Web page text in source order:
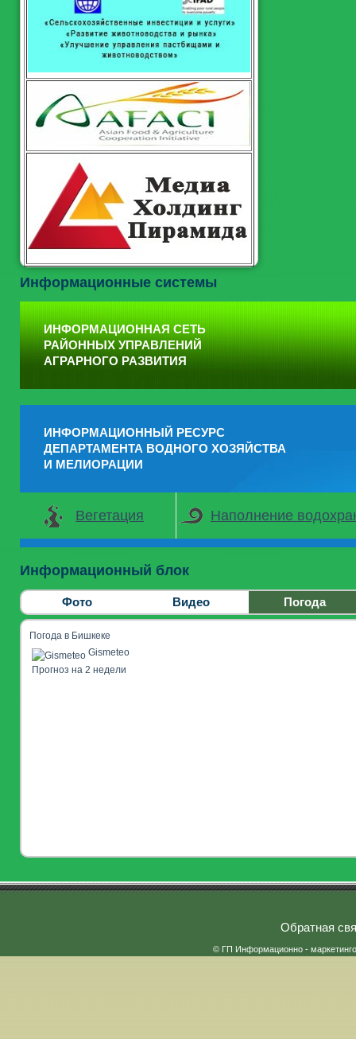
Информационные системы
ИНФОРМАЦИОННАЯ СЕТЬ
РАЙОННЫХ УПРАВЛЕНИЙ
АГРАРНОГО РАЗВИТИЯ
ИНФОРМАЦИОННЫЙ РЕСУРС
ДЕПАРТАМЕНТА ВОДНОГО ХОЗЯЙСТВА
И МЕЛИОРАЦИИ
Вегетация Наполнение
Информационный блок
Фото Видео Погода
Погода в Бишкеке
Gismeteo
Прогноз на 2 недели
Обратная
© ГП Информационно -